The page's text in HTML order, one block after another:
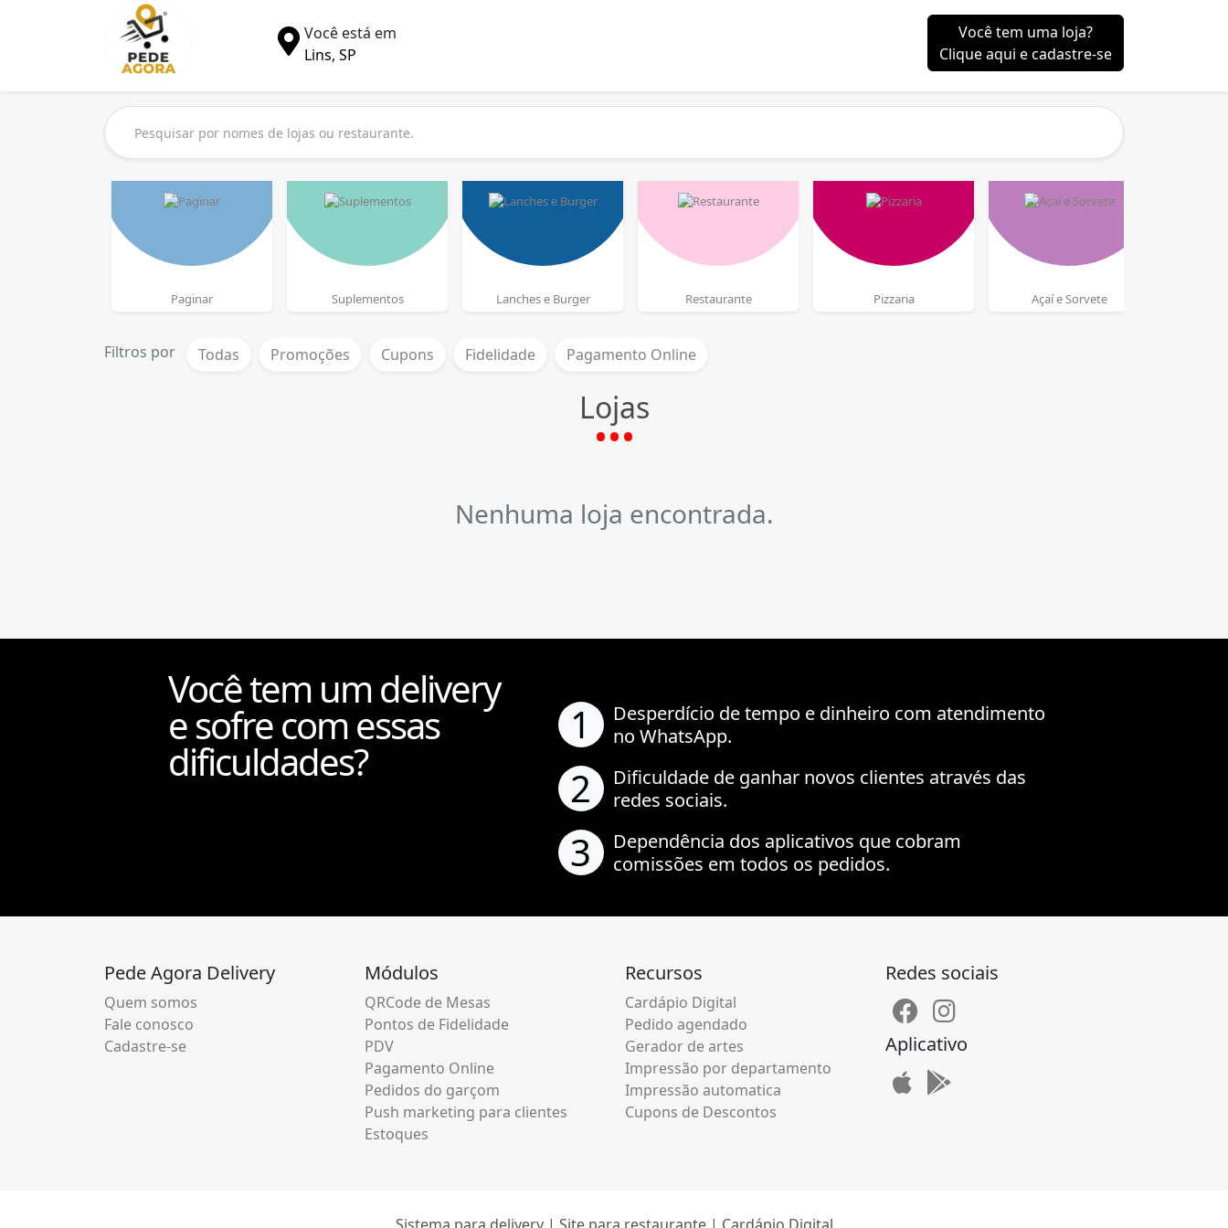
Você está em
Lins, SP
Você tem uma loja?
Clique aqui e cadastre-se
Paginar Suplementos Lanches e Burger Restaurante Pizzaria Açaí e Sorvete
Filtros por Todas Promoções Cupons Fidelidade Pagamento Online
Lojas
Nenhuma loja encontrada.
Você tem um delivery
e sofre com essas
dificuldades?
1
Desperdício de tempo e dinheiro com atendimento
no WhatsApp.
2
Dificuldade de ganhar novos clientes através das
redes sociais.
3
Dependência dos aplicativos que cobram
comissões em todos os pedidos.
Pede Agora Delivery
Quem somos
Fale conosco
Cadastre-se
Módulos
QRCode de Mesas
Pontos de Fidelidade
PDV
Pagamento Online
Pedidos do garçom
Push marketing para clientes
Estoques
Recursos
Cardápio Digital
Pedido agendado
Gerador de artes
Impressão por departamento
Impressão automatica
Cupons de Descontos
Redes sociais
Aplicativo